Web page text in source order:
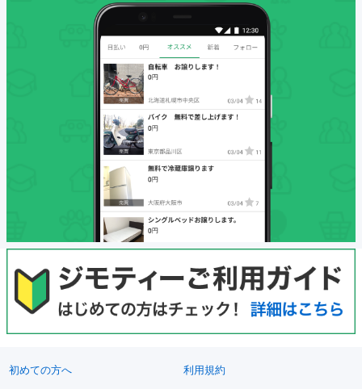
初めての方へ 利用規約